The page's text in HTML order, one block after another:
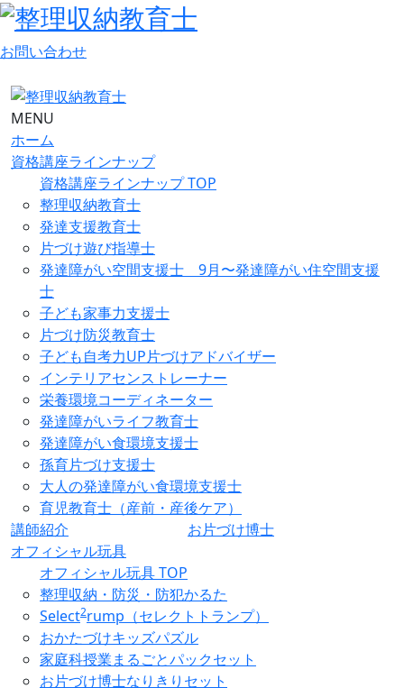
お問い合わせ
MENU
ホーム
資格講座ラインナップ
資格講座ラインナップ TOP
整理収納教育士
発達支援教育士
片づけ遊び指導士
発達障がい空間支援士 9月〜発達障がい住空間支援
士
子ども家事力支援士
片づけ防災教育士
子ども自考力UP片づけアドバイザー
インテリアセンストレーナー
栄養環境コーディネーター
発達障がいライフ教育士
発達障がい食環境支援士
孫育片づけ支援士
大人の発達障がい食環境支援士
育児教育士（産前・産後ケア）
講師紹介
お片づけ博士
オフィシャル玩具
オフィシャル玩具 TOP
整理収納・防災・防犯かるた
Select2rump（セレクトトランプ）
おかたづけキッズパズル
家庭科授業まるごとパックセット
お片づけ博士なりきりセット